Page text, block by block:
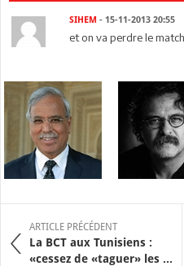
SIHEM - 15-11-2013 20:55
et on va perdre le match
ARTICLE PRÉCÉDENT
La BCT aux Tunisiens :
«cessez de «taguer» les ...